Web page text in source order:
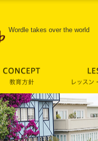
Wordle takes over the world